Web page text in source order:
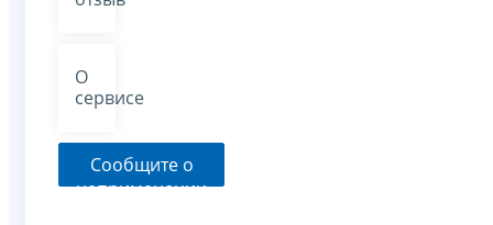
О
сервисе
Сообщите о
неприменении